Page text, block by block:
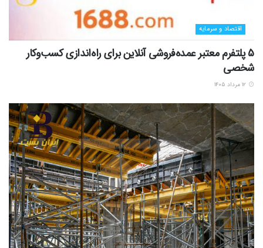
اقتصاد و سرمایه
5 پلتفرم معتبر عمده‌فروشی آنلاین برای راه‌اندازی کسب‌وکار
شخصی